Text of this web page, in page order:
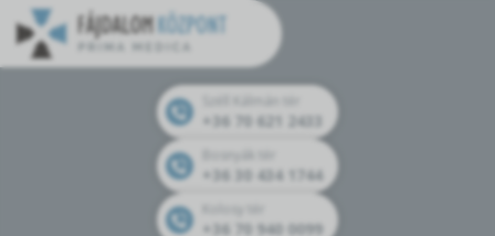
+36 70 621 2433
+36 30 434 1744
+36 70 940 0099